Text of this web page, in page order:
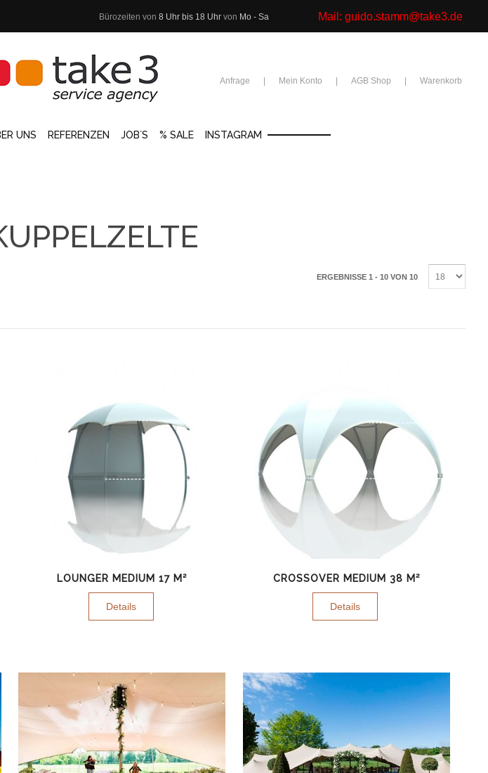
Mail: guido.stamm@take3.de
Bürozeiten von 8 Uhr bis 18 Uhr von Mo - Sa
Anfrage Mein Konto AGB Shop Warenkorb
UNS REFERENZEN JOB´S % SALE INSTAGRAM
ERGEBNISSE 1 - 10 VON 10
LOUNGER MEDIUM 17 M²
Details
CROSSOVER MEDIUM 38 M²
Details